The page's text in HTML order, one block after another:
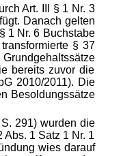
Art. III § 1 Nr. 3
Danach gelten
1 Nr. 6 Buchstabe
§ 37
bereits zuvor die
2010/2011). Die
Besoldungssätze
291) wurden die
1 Satz 1 Nr. 1
wies darauf